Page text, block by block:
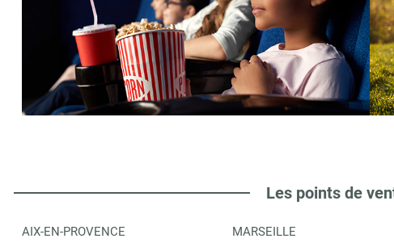
Les points de
AIX-EN-PROVENCE MARSEILLE